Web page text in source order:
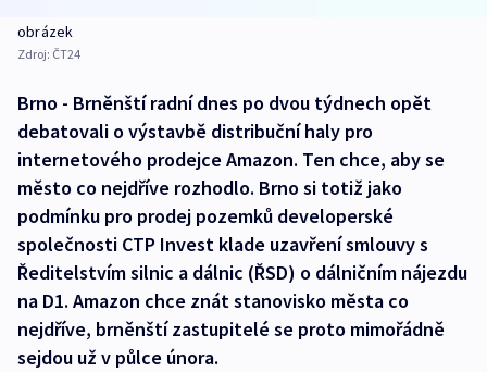
obrázek
Zdroj: ČT24
Brno - Brněnští radní dnes po dvou týdnech opět
debatovali o výstavbě distribuční haly pro
internetového prodejce Amazon. Ten chce, aby se
město co nejdříve rozhodlo. Brno si totiž jako
podmínku pro prodej pozemků developerské
společnosti CTP Invest klade uzavření smlouvy s
Ředitelstvím silnic a dálnic (ŘSD) o dálničním nájezdu
na D1. Amazon chce znát stanovisko města co
nejdříve, brněnští zastupitelé se proto mimořádně
sejdou už v půlce února.